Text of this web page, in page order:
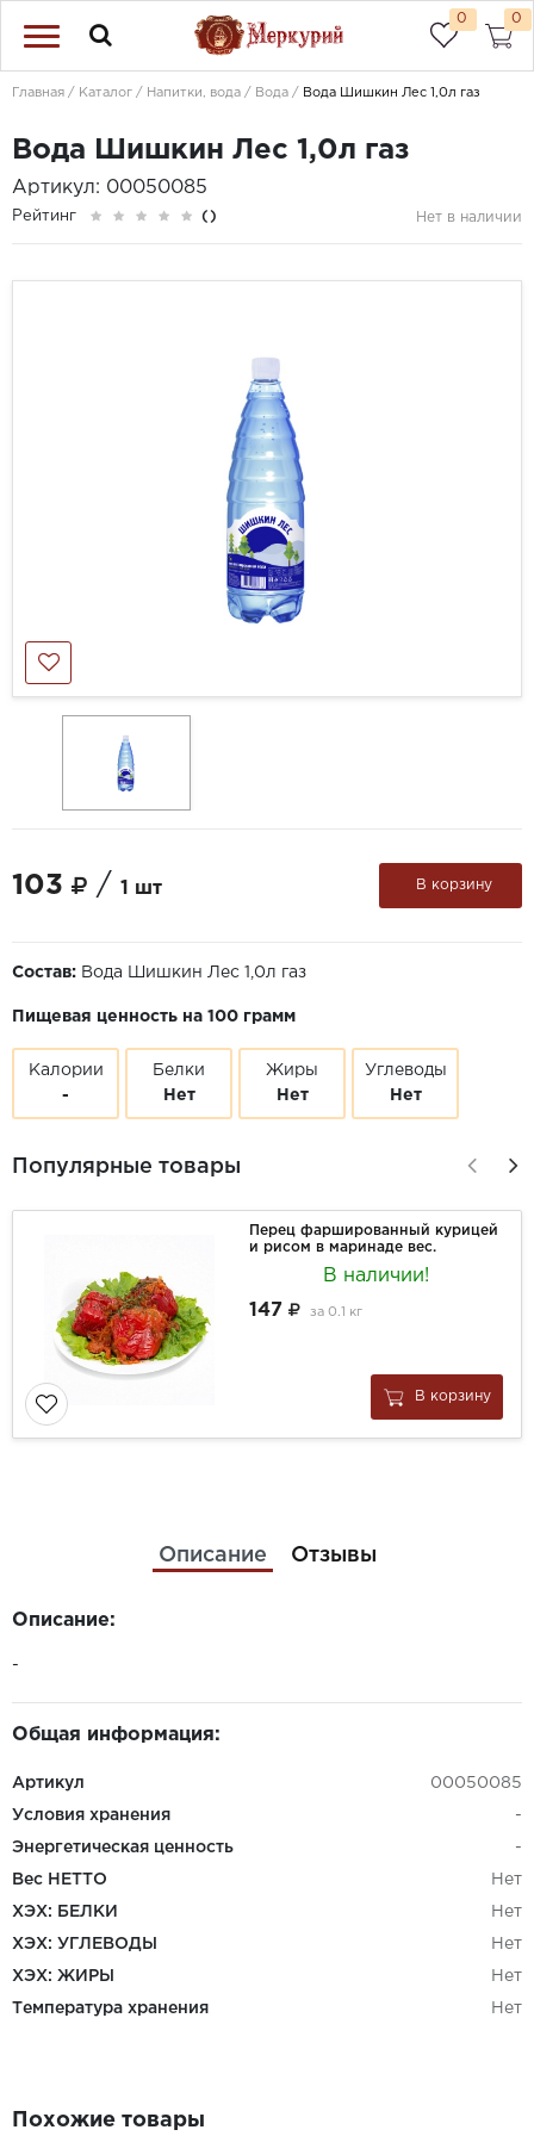
0 0
Главная Каталог Напитки, вода Вода Вода Шишкин Лес 1,0л газ
Вода Шишкин Лес 1,0л газ
Артикул: 00050085
Рейтинг () Нет в наличии
103 / 1 шт В корзину
Состав: Вода Шишкин Лес 1,0л газ
Пищевая ценность на 100 грамм
Калории
-
Белки
Нет
Жиры
Нет
Углеводы
Нет
Популярные товары
Перец фаршированный курицей
и рисом в маринаде вес.
В наличии!
147
за 0.1 кг
В корзину
Описание Отзывы
Описание:
-
Общая информация:
Артикул 00050085
Условия хранения -
Энергетическая ценность -
Вес НЕТТО Нет
ХЭХ: БЕЛКИ Нет
ХЭХ: УГЛЕВОДЫ Нет
ХЭХ: ЖИРЫ Нет
Температура хранения Нет
Похожие товары